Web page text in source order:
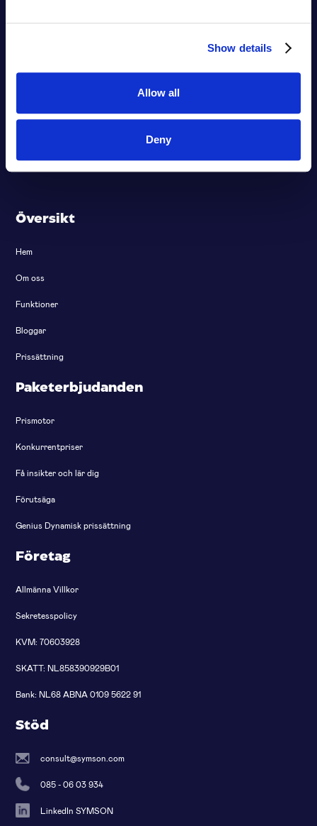
Show details
Allow all
Deny
Hyperinlärning
Översikt
Hem
Om oss
Funktioner
Bloggar
Prissättning
Paketerbjudanden
Prismotor
Konkurrentpriser
Få insikter och lär dig
Förutsäga
Genius Dynamisk prissättning
Företag
Allmänna Villkor
Sekretesspolicy
KVM: 70603928
SKATT: NL858390929B01
Bank: NL68 ABNA 0109 5622 91
Stöd
consult@symson.com
085 - 06 03 934
LinkedIn SYMSON